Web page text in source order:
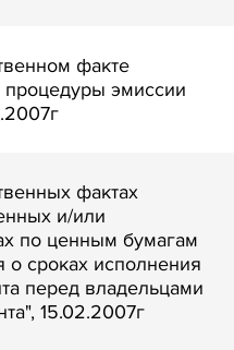
факте
процедуры эмиссии
фактах
и/или
по ценным бумагам
о сроках исполнения
перед владельцами
15.02.2007г